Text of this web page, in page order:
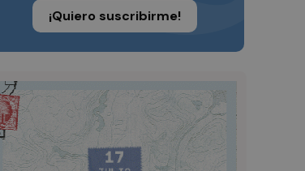
¡Quiero suscribirme!